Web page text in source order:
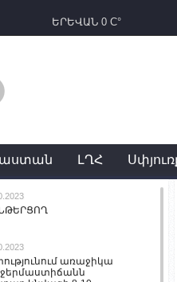
ԵՐԵՎԱՆ 0 C°
ԼՂՀ
առաջիկա
ջերմաստիճանն